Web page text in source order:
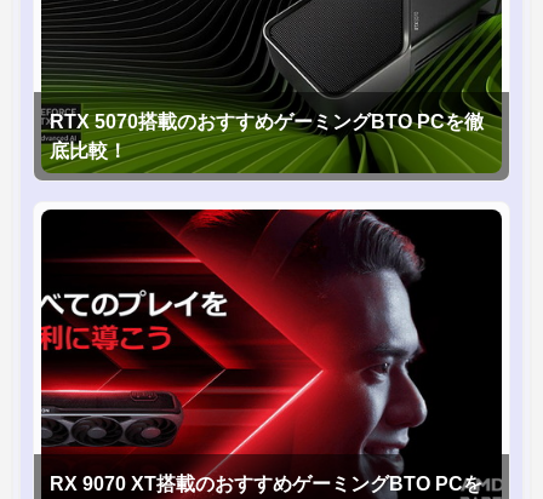
RTX 5070搭載のおすすめゲーミングBTO PCを徹
底比較！
RX 9070 XT搭載のおすすめゲーミングBTO PCを